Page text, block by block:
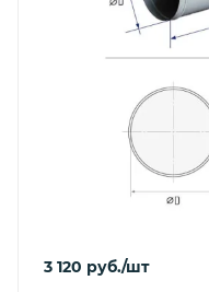
3 120 руб./шт